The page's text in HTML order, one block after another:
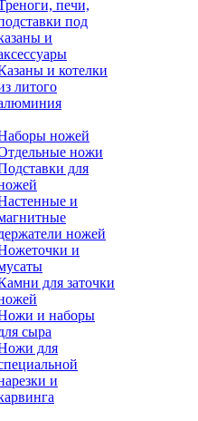
печи,
под
и
и котелки
литого
ножей
ножи
для
и
ножей
и
для заточки
и наборы
сыра
для
и